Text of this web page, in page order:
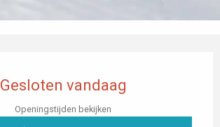
Gesloten vandaag
Openingstijden bekijken